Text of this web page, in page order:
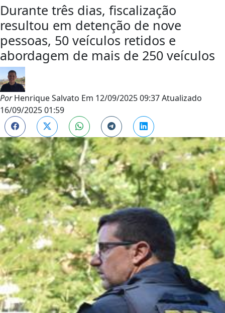
Durante três dias, fiscalização
resultou em detenção de nove
pessoas, 50 veículos retidos e
abordagem de mais de 250 veículos
PorHenrique Salvato Em 12/09/2025 09:37Atualizado
16/09/2025 01:59